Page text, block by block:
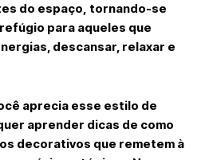
do espaço, tornando-se
para aqueles que
descansar, relaxar e
aprecia esse estilo de
aprender dicas de como
decorativos que remetem à